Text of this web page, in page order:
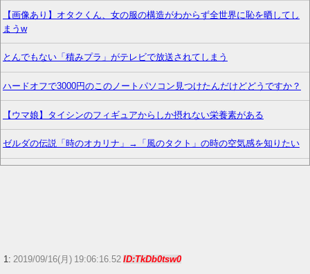
【画像あり】オタクくん、女の服の構造がわからず全世界に恥を晒してし
まうw
とんでもない「積みプラ」がテレビで放送されてしまう
ハードオフで3000円のこのノートパソコン見つけたんだけどどうですか？
【ウマ娘】タイシンのフィギュアからしか摂れない栄養素がある
ゼルダの伝説「時のオカリナ」→「風のタクト」の時の空気感を知りたい
【艦これ】今回の特効艦載機パズルの意味がまだよく分かってない
1: 2019/09/16(月) 19:06:16.52 ID:TkDb0tsw0